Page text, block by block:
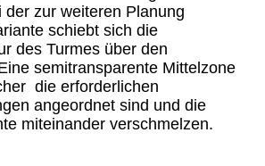
der zur weiteren Planung
schiebt sich die
des Turmes über den
semitransparente Mittelzone
die erforderlichen
angeordnet sind und die
miteinander verschmelzen.